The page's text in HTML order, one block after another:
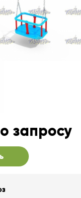
запросу